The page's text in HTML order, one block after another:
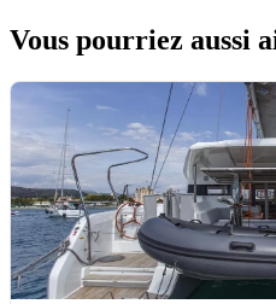
Vous pourriez aussi